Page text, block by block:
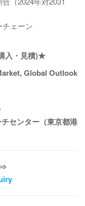
チェーン
入・見積)★
Global Outlook
センター（東京都港
⇒